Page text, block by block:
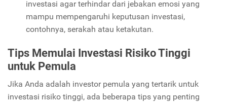
investasi agar terhindar dari jebakan emosi yang
mampu mempengaruhi keputusan investasi,
contohnya, serakah atau ketakutan.
Tips Memulai Investasi Risiko Tinggi
untuk Pemula
Jika Anda adalah investor pemula yang tertarik untuk
investasi risiko tinggi, ada beberapa tips yang penting